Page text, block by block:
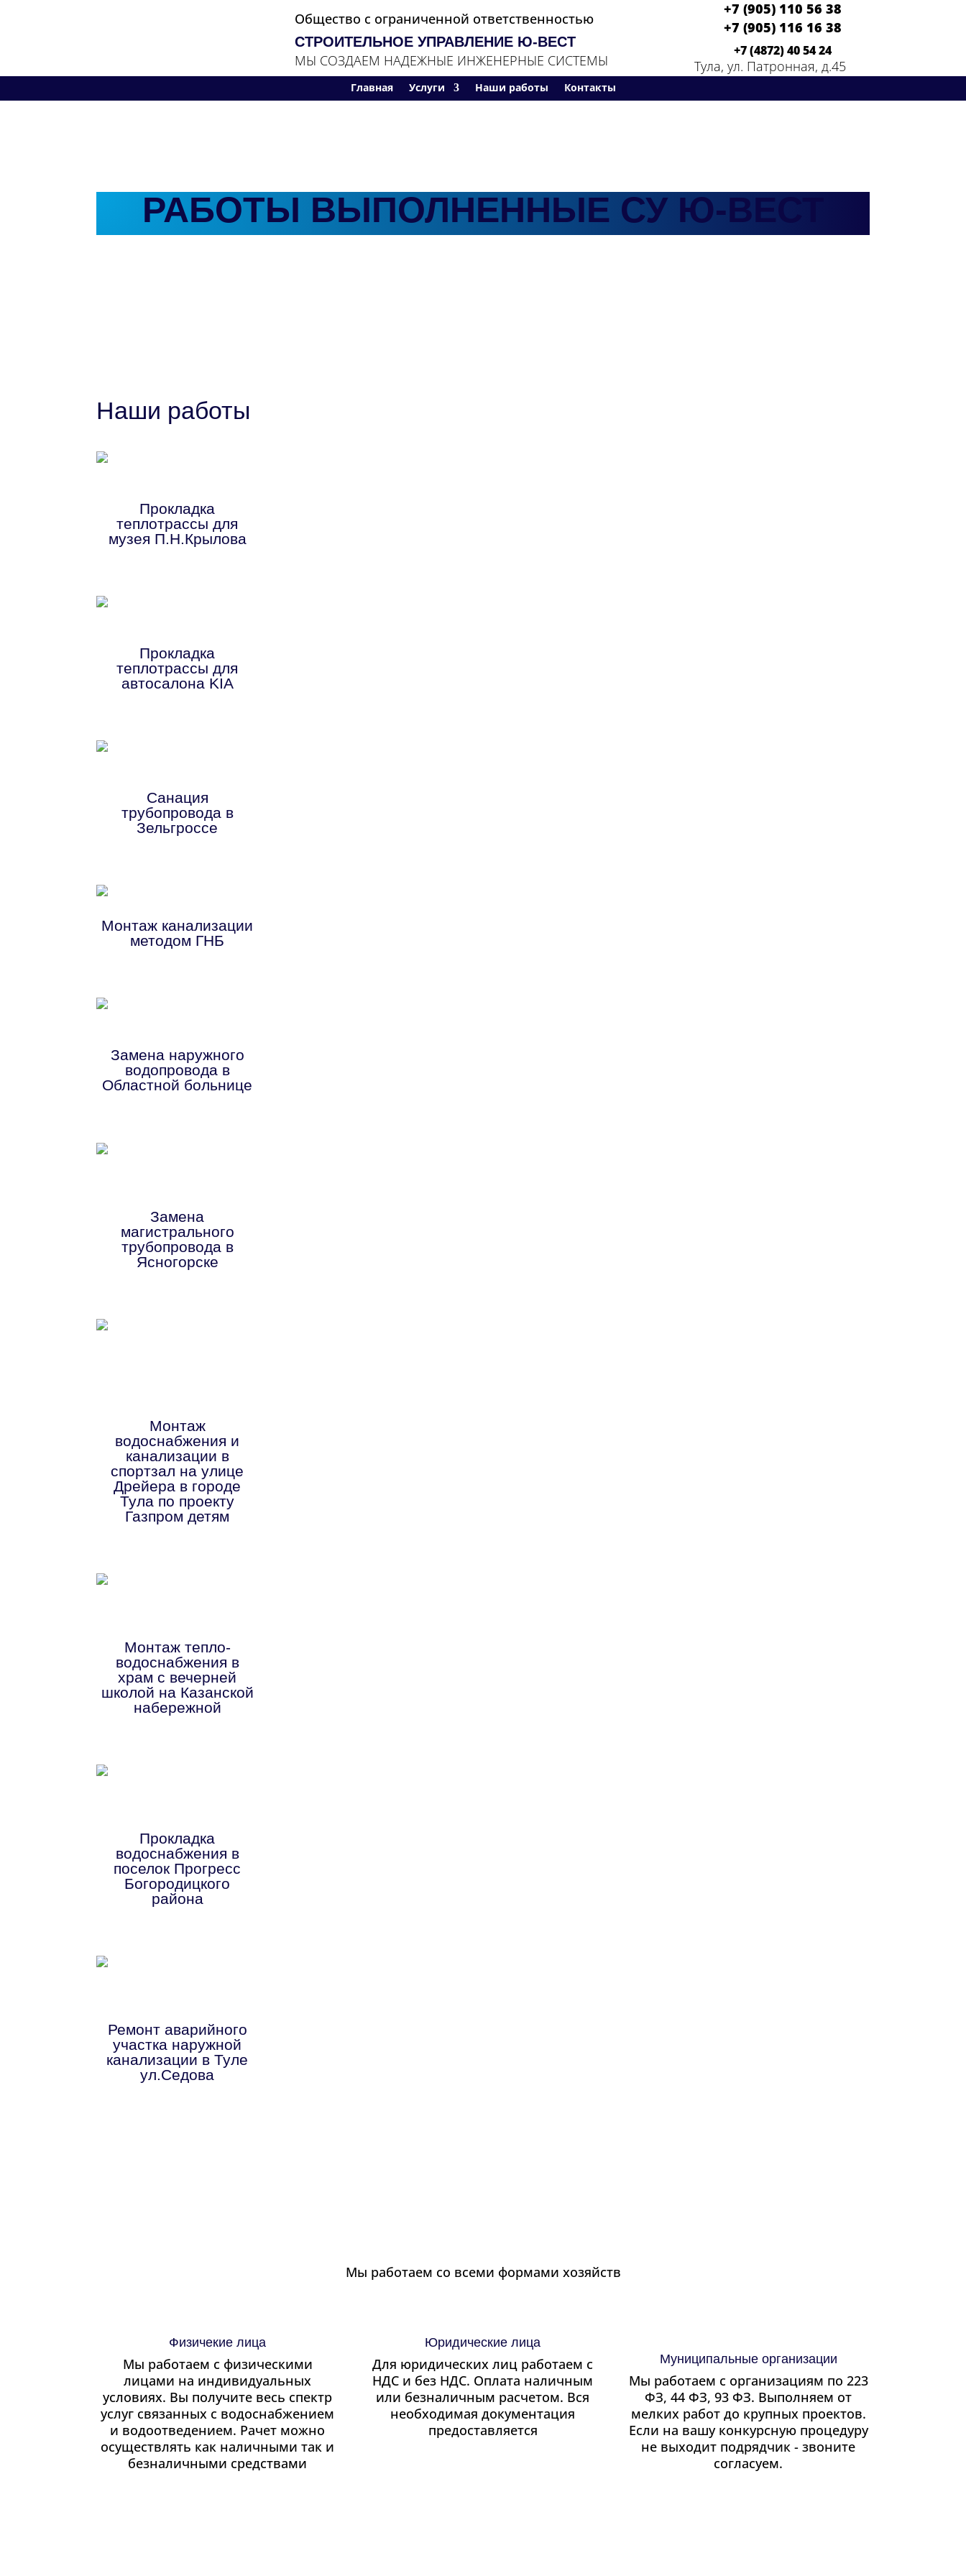
Общество с ограниченной ответственностью
СТРОИТЕЛЬНОЕ УПРАВЛЕНИЕ Ю‑ВЕСТ
МЫ СОЗДАЕМ НАДЕЖНЫЕ ИНЖЕНЕРНЫЕ СИСТЕМЫ
+7 (905) 110 56 38
+7 (905) 116 16 38
+7 (4872) 40 54 24
Тула, ул. Патронная, д.45
Главная Услуги Наши работы Контакты
РАБОТЫ ВЫПОЛНЕННЫЕ СУ Ю-ВЕСТ
Наши работы
Прокладка
теплотрассы для
музея П.Н.Крылова
Прокладка
теплотрассы для
автосалона KIA
Санация
трубопровода в
Зельгроссе
Монтаж канализации
методом ГНБ
Замена наружного
водопровода в
Областной больнице
Замена
магистрального
трубопровода в
Ясногорске
Монтаж
водоснабжения и
канализации в
спортзал на улице
Дрейера в городе
Тула по проекту
Газпром детям
Монтаж тепло-
водоснабжения в
храм с вечерней
школой на Казанской
набережной
Прокладка
водоснабжения в
поселок Прогресс
Богородицкого
района
Ремонт аварийного
участка наружной
канализации в Туле
ул.Седова
Мы работаем со всеми формами хозяйств
Физичекие лица
Мы работаем с физическими
лицами на индивидуальных
условиях. Вы получите весь спектр
услуг связанных с водоснабжением
и водоотведением. Рачет можно
осуществлять как наличными так и
безналичными средствами
Юридические лица
Для юридических лиц работаем с
НДС и без НДС. Оплата наличным
или безналичным расчетом. Вся
необходимая документация
предоставляется
Муниципальные организации
Мы работаем с организациям по 223
ФЗ, 44 ФЗ, 93 ФЗ. Выполняем от
мелких работ до крупных проектов.
Если на вашу конкурсную процедуру
не выходит подрядчик - звоните
согласуем.